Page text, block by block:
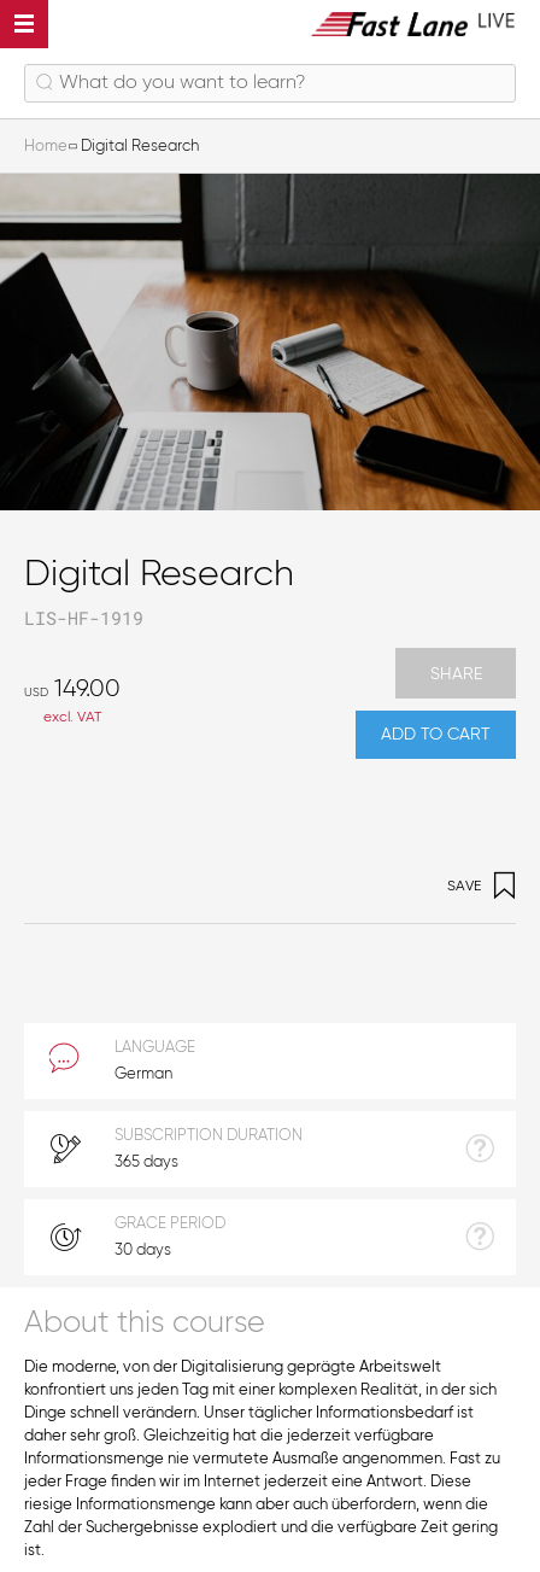
Home Digital Research
Digital Research
LIS-HF-1919
USD 149.00
excl. VAT
SHARE
ADD TO CART
About this course
Die moderne, von der Digitalisierung geprägte Arbeitswelt
konfrontiert uns jeden Tag mit einer komplexen Realität, in der sich
Dinge schnell verändern. Unser täglicher Informationsbedarf ist
daher sehr groß. Gleichzeitig hat die jederzeit verfügbare
Informationsmenge nie vermutete Ausmaße angenommen. Fast zu
jeder Frage finden wir im Internet jederzeit eine Antwort. Diese
riesige Informationsmenge kann aber auch überfordern, wenn die
Zahl der Suchergebnisse explodiert und die verfügbare Zeit gering
ist.
SAVE
LANGUAGE
German
SUBSCRIPTION DURATION
365 days
GRACE PERIOD
30 days